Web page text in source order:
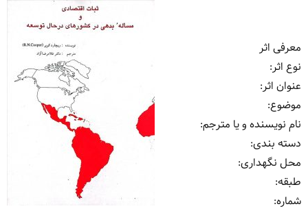
معرفی اثر
نوع اثر:
عنوان اثر:
موضوع:
نام نویسنده و یا مترجم:
دسته بندی:
محل نگهداری:
طبقه:
شماره: